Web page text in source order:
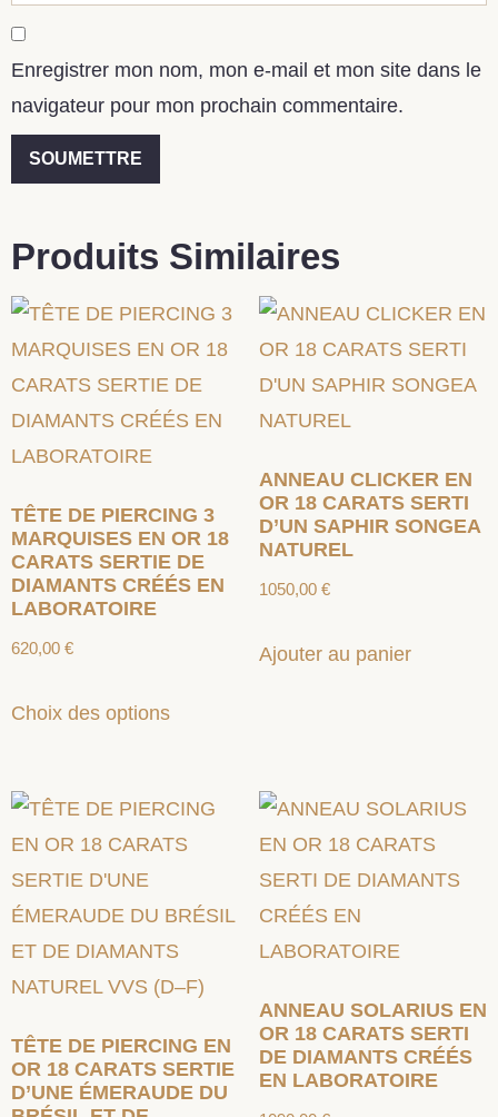
Enregistrer mon nom, mon e-mail et mon site dans le
navigateur pour mon prochain commentaire.
Produits Similaires
TÊTE DE PIERCING 3
MARQUISES EN OR 18
CARATS SERTIE DE
DIAMANTS CRÉÉS EN
LABORATOIRE
620,00 €
Choix des options
ANNEAU CLICKER EN
OR 18 CARATS SERTI
D’UN SAPHIR SONGEA
NATUREL
1050,00 €
Ajouter au panier
TÊTE DE PIERCING EN
OR 18 CARATS SERTIE
D’UNE ÉMERAUDE DU
ANNEAU SOLARIUS EN
OR 18 CARATS SERTI
DE DIAMANTS CRÉÉS
EN LABORATOIRE